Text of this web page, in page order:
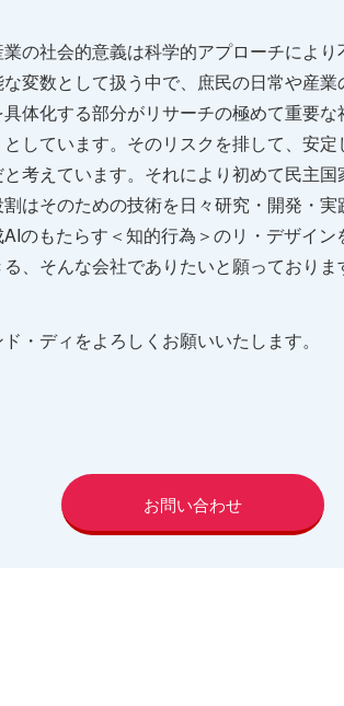
の社会的意義は科学的アプローチによ
変数として扱う中で、庶民の日常や産
体化する部分がリサーチの極めて重要
しています。そのリスクを排して、安
考えています。それにより初めて民主
はそのための技術を日々研究・開発・
のもたらす＜知的行為＞のリ・デザイ
、そんな会社でありたいと願っておりま
・ディをよろしくお願いいたします。
お問い合わせ